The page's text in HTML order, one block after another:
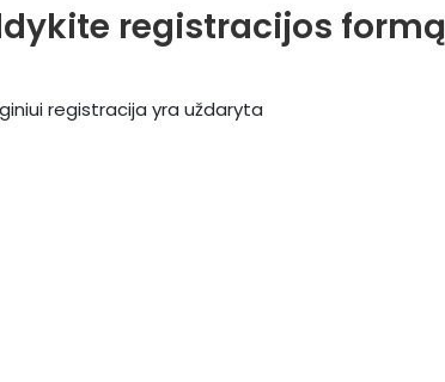
registracijos formą
registracija yra uždaryta